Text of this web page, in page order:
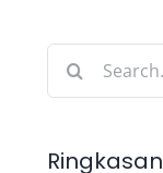
Search
Ringkasan